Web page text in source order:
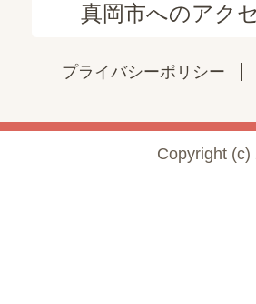
真岡市へのアク
プライバシーポリシー
Copyright (c)